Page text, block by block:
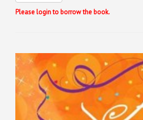
Please login to borrow the book.